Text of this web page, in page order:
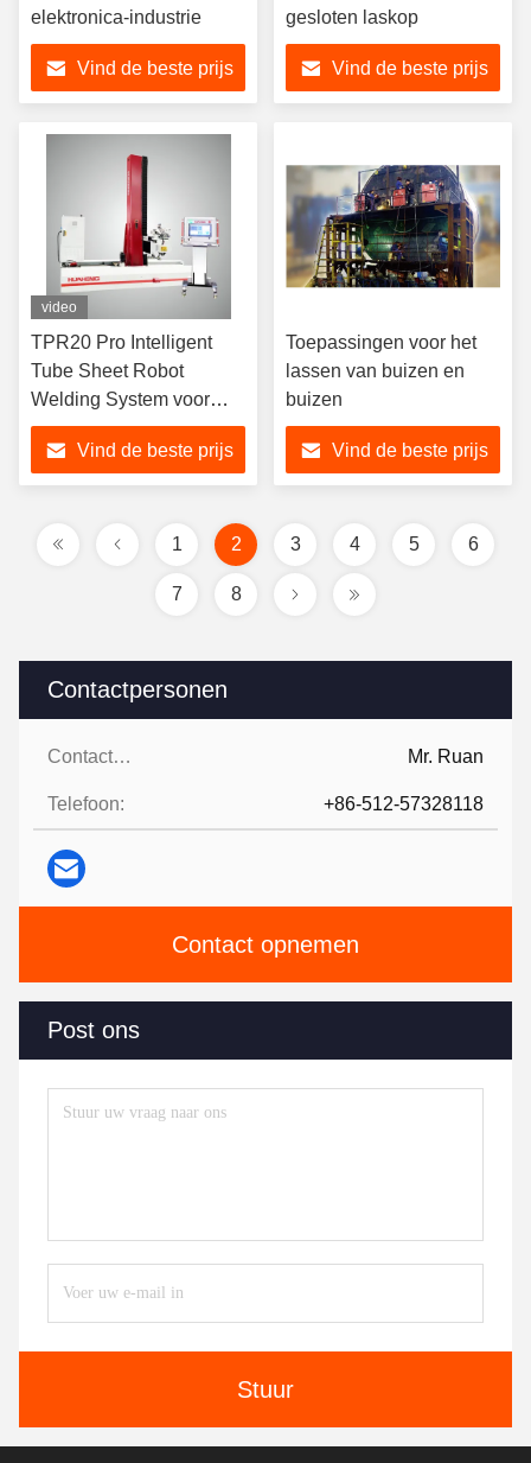
Contactpersonen
Contactpersonen: Mr. Ruan
Telefoon: +86-512-57328118
Contact opnemen
Post ons
Stuur
elektronica-industrie
Vind de beste prijs
gesloten laskop
Vind de beste prijs
video
TPR20 Pro Intelligent
Tube Sheet Robot
Welding System voor
D8mm~110mm Pipe
Vind de beste prijs
Toepassingen voor het
lassen van buizen en
buizen
Vind de beste prijs
1 2 3 4 5 6
7 8